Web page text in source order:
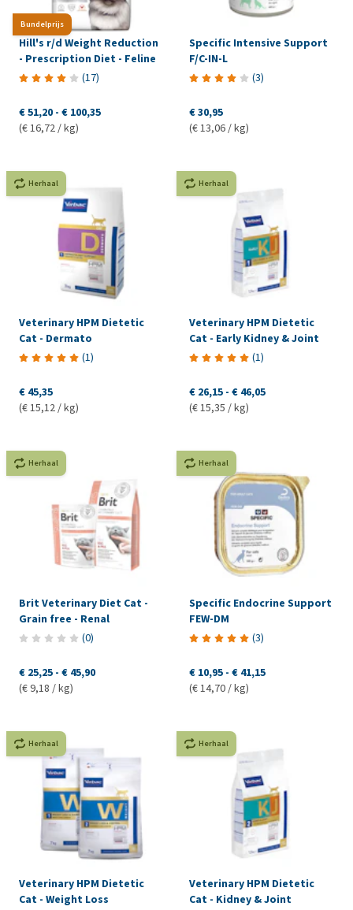
Bundelprijs
Hill's r/d Weight Reduction
- Prescription Diet - Feline
(17)
€ 51,20 - € 100,35
(€ 16,72 / kg)
Specific Intensive Support
F/C-IN-L
(3)
€ 30,95
(€ 13,06 / kg)
Herhaal
Veterinary HPM Dietetic
Cat - Dermato
(1)
€ 45,35
(€ 15,12 / kg)
Herhaal
Veterinary HPM Dietetic
Cat - Early Kidney & Joint
(1)
€ 26,15 - € 46,05
(€ 15,35 / kg)
Herhaal
Brit Veterinary Diet Cat -
Grain free - Renal
(0)
€ 25,25 - € 45,90
(€ 9,18 / kg)
Herhaal
Specific Endocrine Support
FEW-DM
(3)
€ 10,95 - € 41,15
(€ 14,70 / kg)
Herhaal
Veterinary HPM Dietetic
Cat - Weight Loss
Herhaal
Veterinary HPM Dietetic
Cat - Kidney & Joint